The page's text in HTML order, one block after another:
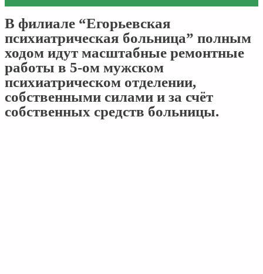
В филиале “Егорьевская
психиатрическая больница” полным
ходом идут масштабные ремонтные
работы в 5-ом мужском
психиатрическом отделении,
собственными силами и за счёт
собственных средств больницы.